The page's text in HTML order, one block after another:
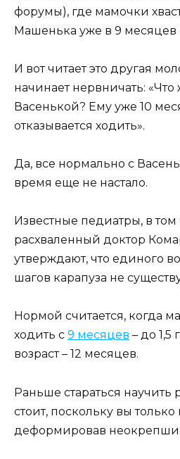
форумы), где мамочки
Машенька уже в 9 месяцев
И вот читает это другая
начинает нервничать:
Васенькой? Ему уже 10
отказывается ходить».
Да, все нормально с
время еще не настало.
Известные педиатры, в том
расхваленный доктор
утверждают, что единого
шагов карапуза не
Нормой считается, когда
ходить с 9 месяцев – до 1,5
возраст – 12 месяцев.
Раньше стараться научить
стоит, поскольку вы
деформировав